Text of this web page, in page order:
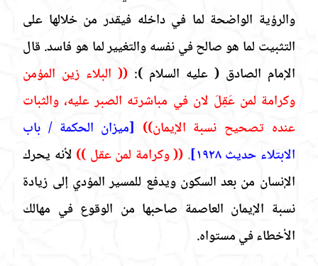
والرؤية الواضحة لما في داخله فيقدر من خلالها على
التثبيت لما هو صالح في نفسه والتغيير لما هو فاسد. قال
الإمام الصادق ( عليه السلام )
: (( البلاء زين المؤمن
وكرامة لمن عَقِلَ لان في مباشرته الصبر عليه، والثبات
عنده تصحيح نسبة الإيمان)) [ميزان الحكمة / باب
الابتلاء حديث ١٩٢٨]
. (( وكرامة لمن عقل )) لأنه يحرك
الإنسان من بعد السكون ويدفع للمسير المؤدي إلى زيادة
نسبة الإيمان العاصمة صاحبها من الوقوع في مهالك
الأخطاء في مستواه.